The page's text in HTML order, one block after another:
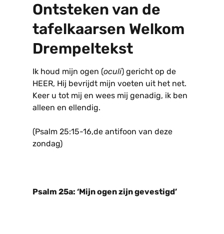
Ontsteken van de
tafelkaarsen Welkom
Drempeltekst
Ik houd mijn ogen (oculi) gericht op de
HEER, Hij bevrijdt mijn voeten uit het net.
Keer u tot mij en wees mij genadig, ik ben
alleen en ellendig.
(Psalm 25:15-16,de antifoon van deze
zondag)
Psalm 25a: ‘Mijn ogen zijn gevestigd’